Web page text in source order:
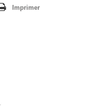
Imprimer